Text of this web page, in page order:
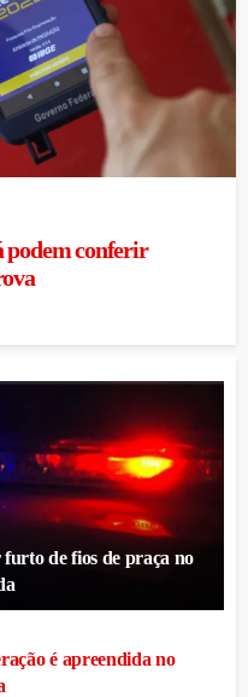
podem conferir
de fios de praça no
é apreendida no